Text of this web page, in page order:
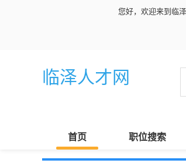
您好，欢迎来到临泽
临泽人才网
首页 职位搜索